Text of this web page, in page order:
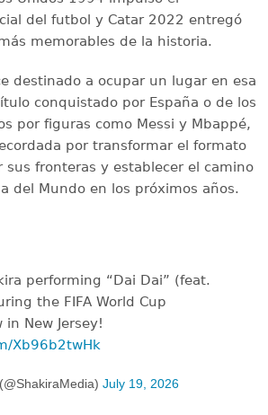
del futbol y Catar 2022 entregó
memorables de la historia.
destinado a ocupar un lugar en esa
conquistado por España o de los
por figuras como Messi y Mbappé,
por transformar el formato
sus fronteras y establecer el camino
del Mundo en los próximos años.
performing “Dai Dai” (feat.
the FIFA World Cup
New Jersey!
Xb96b2twHk
July 19, 2026